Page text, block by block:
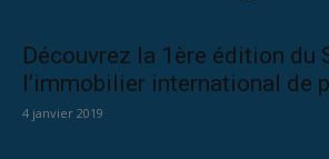
Découvrez la 1ère édition du
l’immobilier international de
4 janvier 2019